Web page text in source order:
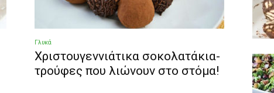
Γλυκά
Χριστουγεννιάτικα σοκολατάκια-
τρούφες που λιώνουν στο στόμα!